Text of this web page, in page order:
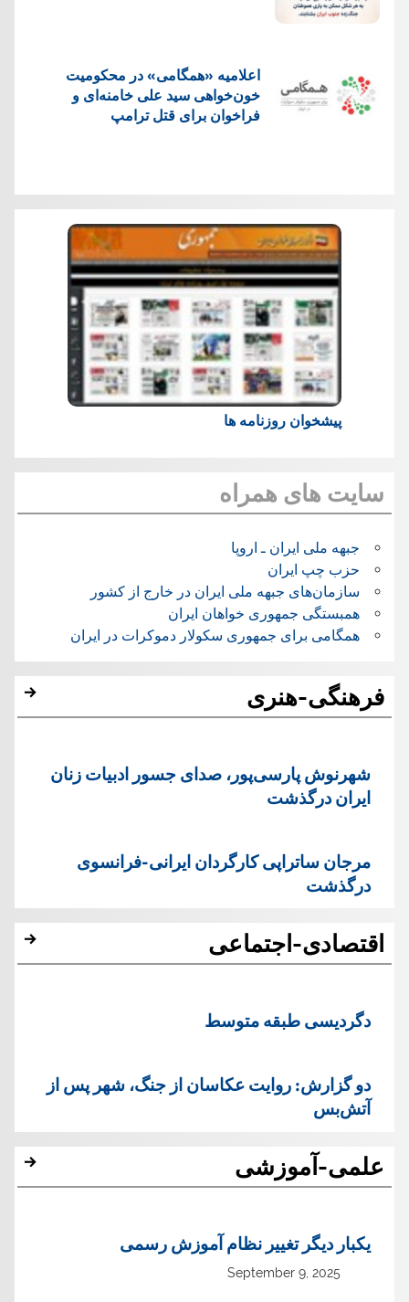
اعلامیه «همگامی» در محکومیت
خون‌خواهی سید علی خامنه‌ای و
فراخوان برای قتل ترامپ
پیشخوان روزنامه ها
سایت های همراه
جبهه ملی ایران ـ اروپا
حزب چپ ایران
سازمان‌های جبهه ملی ایران در خارج از کشور
همبستگی جمهوری خواهان ایران
همگامی برای جمهوری سکولار دموکرات در ایران
فرهنگی-هنری
شهرنوش پارسی‌پور، صدای جسور ادبیات زنان
ایران درگذشت
مرجان ساتراپی کارگردان ایرانی-فرانسوی
درگذشت
اقتصادی-اجتماعی
دگردیسی طبقه متوسط
دو گزارش: روایت عکاسان از جنگ، شهر پس از
آتش‌بس
علمی-آموزشی
یک‏بار دیگر تغییر نظام آموزش رسمی
September 9, 2025